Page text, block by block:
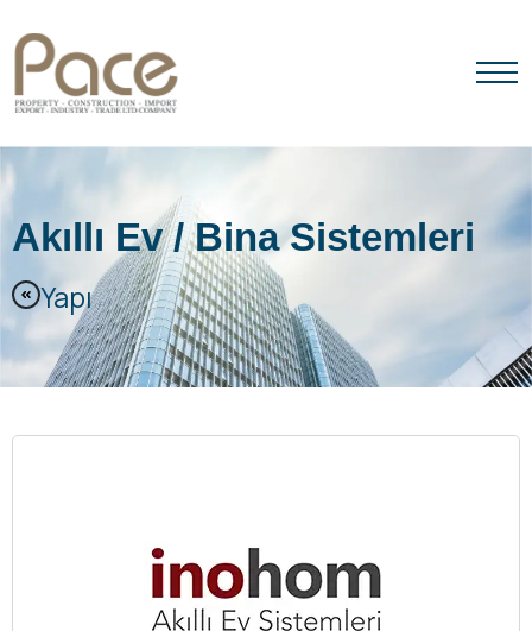
ÜRÜNLER
MARKALARIMIZ
İLETIŞIM
Akıllı Ev / Bina Sistemleri
Yapı